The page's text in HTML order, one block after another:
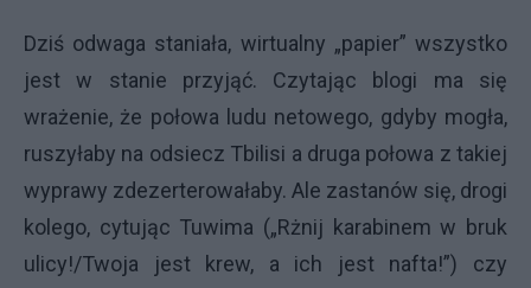
Dziś odwaga staniała, wirtualny „papier” wszystko
jest w stanie przyjąć. Czytając blogi ma się
wrażenie, że połowa ludu netowego, gdyby mogła,
ruszyłaby na odsiecz Tbilisi a druga połowa z takiej
wyprawy zdezerterowałaby. Ale zastanów się, drogi
kolego, cytując Tuwima („Rżnij karabinem w bruk
ulicy!/Twoja jest krew, a ich jest nafta!”) czy